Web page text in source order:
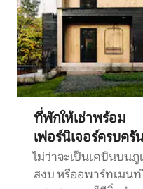
ที่พักให้เช่าพร้อม
เฟอร์นิเจอร์ครบครั
ไม่ว่าจะเป็นเคบินบนภู
สงบ หรืออพาร์ทเมนท์